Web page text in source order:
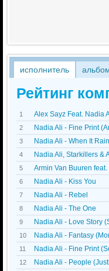
исполнитель
Рейтинг
1 Alex Sayz Feat. Nadia
2 Nadia Ali - Fine Print
3 Nadia Ali - When It
4 Nadia Ali, Starkillers &
5 Armin Van Buuren
6 Nadia Ali - Kiss You
7 Nadia Ali - Rebel
8 Nadia Ali - The One
9 Nadia Ali - Love Story
10 Nadia Ali - Fantasy
11 Nadia Ali - Fine Print
12 Nadia Ali - People